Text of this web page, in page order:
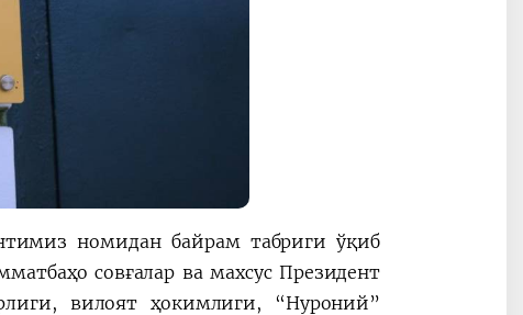
номидан байрам табриги ўқиб
совғалар ва махсус Президент
вилоят ҳокимлиги, “Нуроний”